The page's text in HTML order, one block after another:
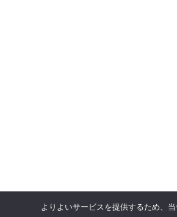
よりよいサービスを提供するため、